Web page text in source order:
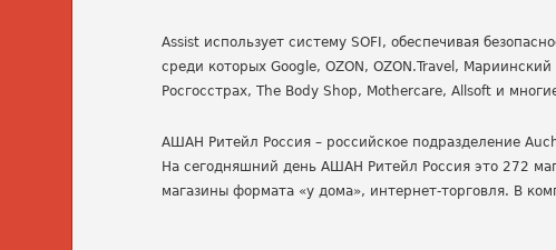
Assist использует систему SOFI, обеспечивая
среди которых Google, OZON, OZON.Travel,
Росгосстрах, The Body Shop, Mothercare, Allsoft и
АШАН Ритейл Россия – российское подразделение
На сегодняшний день АШАН Ритейл Россия это 272
магазины формата «у дома», интернет-торговля. В